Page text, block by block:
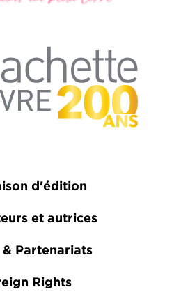
d'édition
et autrices
& Partenariats
Rights